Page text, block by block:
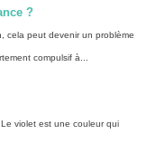
?
cela peut devenir un problème
compulsif à...
violet est une couleur qui